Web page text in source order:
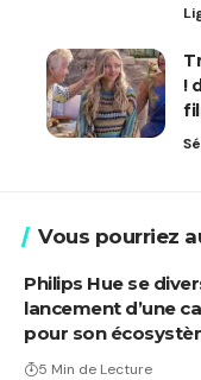
!
Vous pourriez
Philips Hue se
lancement d’une
pour son
5 Min de Lecture